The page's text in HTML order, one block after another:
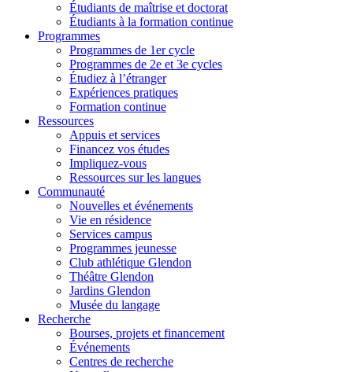
Étudiants de maîtrise et doctorat
Étudiants à la formation continue
Programmes
Programmes de 1er cycle
Programmes de 2e et 3e cycles
Étudiez à l’étranger
Expériences pratiques
Formation continue
Ressources
Appuis et services
Financez vos études
Impliquez-vous
Ressources sur les langues
Communauté
Nouvelles et événements
Vie en résidence
Services campus
Programmes jeunesse
Club athlétique Glendon
Théâtre Glendon
Jardins Glendon
Musée du langage
Recherche
Bourses, projets et financement
Événements
Centres de recherche